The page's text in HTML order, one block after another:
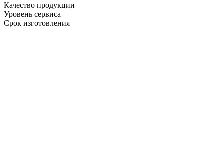
Качество продукции
Уровень сервиса
Срок изготовления